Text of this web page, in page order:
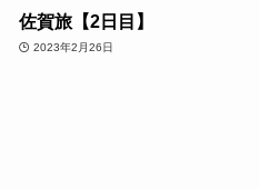
佐賀旅【2日目】
2023年2月26日